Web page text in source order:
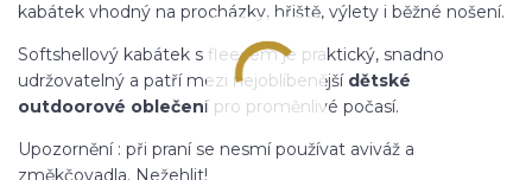
kabátek vhodný na procházky, hřiště, výlety i běžné nošení.
Softshellový kabátek s fleecem je praktický, snadno
udržovatelný a patří mezi nejoblíbenější dětské
outdoorové oblečení pro proměnlivé počasí.
Upozornění : při praní se nesmí používat aviváž a
změkčovadla. Nežehlit!